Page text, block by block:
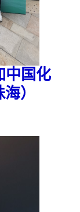
国化
）